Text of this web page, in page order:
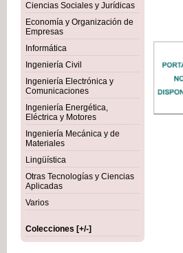
Ciencias Sociales y Jurídicas
Economía y Organización de
Empresas
Informática
Ingeniería Civil
Ingeniería Electrónica y
Comunicaciones
Ingeniería Energética,
Eléctrica y Motores
Ingeniería Mecánica y de
Materiales
Lingüística
Otras Tecnologías y Ciencias
Aplicadas
Varios
Colecciones [+/-]